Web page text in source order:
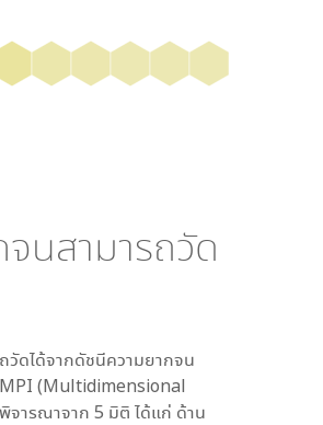
นสามารถวัด
วัดได้จากดัชนีความยากจน
(Multidimensional
จารณาจาก 5 มิติ ได้แก่ ด้าน